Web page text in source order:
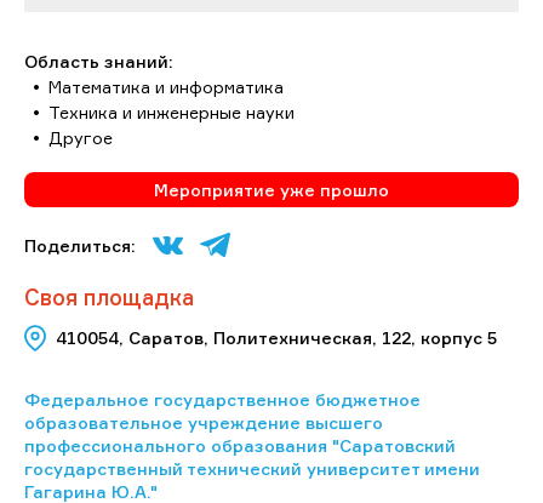
Область знаний:
Математика и информатика
Техника и инженерные науки
Другое
Мероприятие уже прошло
Поделиться:
Своя площадка
410054, Саратов, Политехническая, 122, корпус 5
Федеральное государственное бюджетное
образовательное учреждение высшего
профессионального образования "Саратовский
государственный технический университет имени
Гагарина Ю.А."